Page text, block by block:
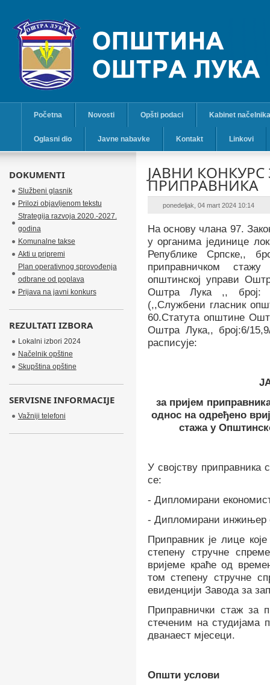
Početna Novosti Opšti podaci Kabinet načelnika
Oglasni dio Javne nabavke Kontakt Linkovi
ЈАВНИ КОНКУРС
ПРИПРАВНИКА
ponedeljak, 04 mart 2024 10:14
На основу члана 97.
у органима јединице
Републике Српске,,
приправничком
општинској управи
Оштра Лука ,, број:
(,,Службени гласник
60.Статута општине
Оштра Лука,, број:6/
расписује:
за пријем
однос на одређено
стажа у
У својству
се:
- Дипломирани
- Дипломирани инжињер
Приправник је лице
степену стручне
вријеме краће од
том степену стручне
евиденцији Завода за
Приправнички стаж за
стеченим на студијама
дванаест мјесеци.
Општи услови
DOKUMENTI
Službeni glasnik
Prilozi objavljenom tekstu
Strategija razvoja 2020.-2027.
godina
Komunalne takse
Akti u pripremi
Plan operativnog sprovođenja
odbrane od poplava
Prijava na javni konkurs
REZULTATI IZBORA
Lokalni izbori 2024
Načelnik opštine
Skupština opštine
SERVISNE INFORMACIJE
Važniji telefoni